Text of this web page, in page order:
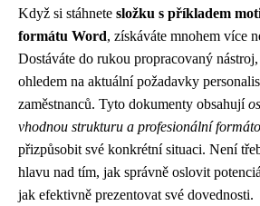
Když si stáhnete složku s příkladem
formátu Word, získáváte mnohem více
Dostáváte do rukou propracovaný
ohledem na aktuální požadavky
zaměstnanců. Tyto dokumenty obsahují
vhodnou strukturu a profesionální
přizpůsobit své konkrétní situaci. Není
hlavu nad tím, jak správně oslovit
jak efektivně prezentovat své dovednosti.